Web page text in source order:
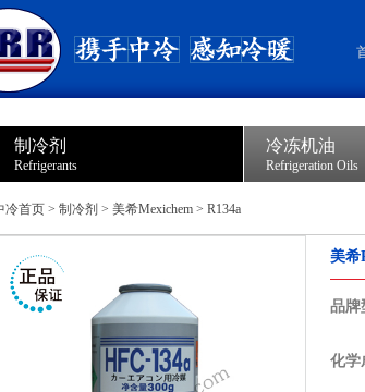
制冷剂
Refrigerants
冷冻机油
Refrigeration Oils
冷首页 > 制冷剂 > 美希Mexichem > R134a
美希
品牌
化学